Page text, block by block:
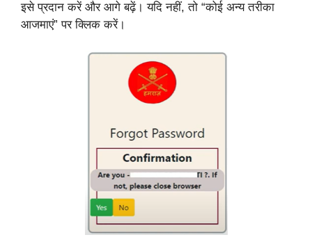
इसे प्रदान करें और आगे बढ़ें। यदि नहीं, तो “कोई अन्य तरीका
आजमाएं” पर क्लिक करें।